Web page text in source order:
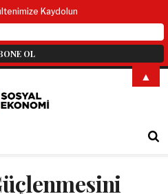
Kaydolun
▲